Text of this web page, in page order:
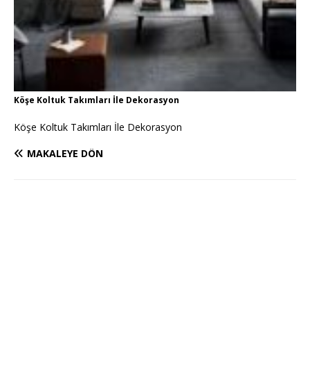
Köşe Koltuk Takımları İle Dekorasyon
Köşe Koltuk Takımları İle Dekorasyon
MAKALEYE DÖN